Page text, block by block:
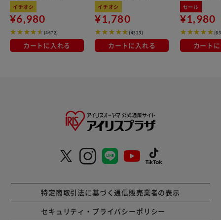
kg×3袋
イチオシ
¥6,980
(4672)
カートに入れる
100％使用
イチオシ
¥1,780
(4323)
カートに入れる
セール
¥1,980
カート
特定商取引法に基づく通信販売業者の表示
セキュリティ・プライバシーポリシー